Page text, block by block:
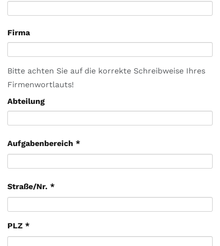
Firma
Bitte achten Sie auf die korrekte Schreibweise Ihres
Firmenwortlauts!
Abteilung
Aufgabenbereich *
Straße/Nr. *
PLZ *